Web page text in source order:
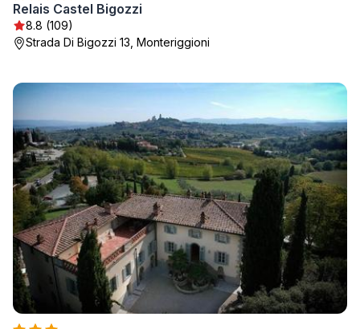
Relais Castel Bigozzi
8.8 (109)
Strada Di Bigozzi 13, Monteriggioni